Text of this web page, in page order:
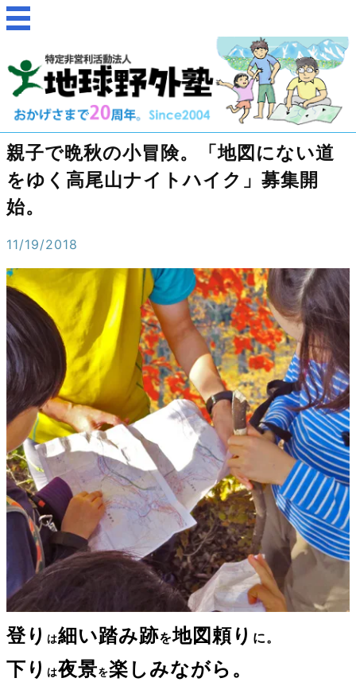
親子で晩秋の小冒険。「地図にない道
をゆく高尾山ナイトハイク」募集開
始。
11/19/2018
登り は細い踏み跡を地図頼り に。
下り は夜景を楽しみながら。